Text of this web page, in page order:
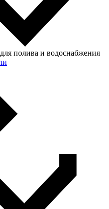
полива и водоснабжения